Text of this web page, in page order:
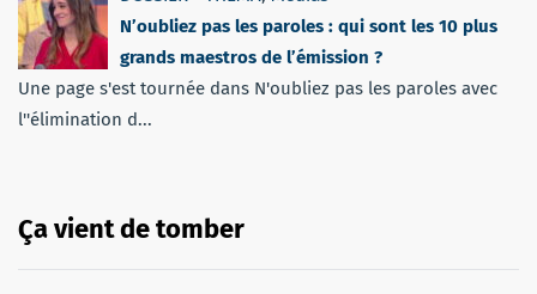
N’oubliez pas les paroles : qui sont les 10 plus
grands maestros de l’émission ?
Une page s'est tournée dans N'oubliez pas les paroles avec
l''élimination d...
Ça vient de tomber